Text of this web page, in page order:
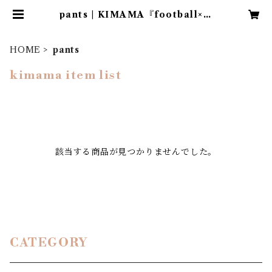
pants | KIMAMA『football×古
HOME pants
kimama item list
該当する商品が見つかりませんでした。
CATEGORY